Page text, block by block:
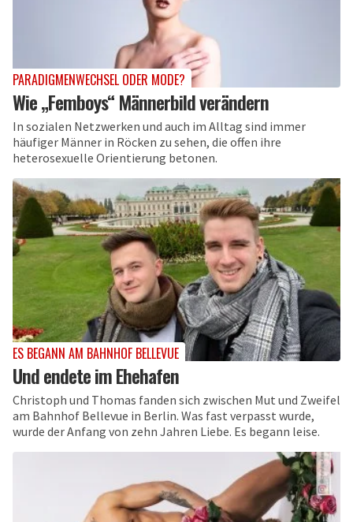
PARADIGMENWECHSEL ODER MODE?
Wie „Femboys“ Männerbild verändern
In sozialen Netzwerken und auch im Alltag sind immer
häufiger Männer in Röcken zu sehen, die offen ihre
heterosexuelle Orientierung betonen.
ES BEGANN AM BAHNHOF BELLEVUE
Und endete im Ehehafen
Christoph und Thomas fanden sich zwischen Mut und Zweifel
am Bahnhof Bellevue in Berlin. Was fast verpasst wurde,
wurde der Anfang von zehn Jahren Liebe. Es begann leise.